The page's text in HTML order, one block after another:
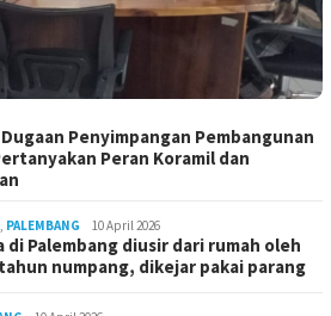
Penyimpangan Pembangunan
Peran Koramil dan
, PALEMBANG 10 April 2026
di Palembang diusir dari rumah oleh
numpang, dikejar pakai parang